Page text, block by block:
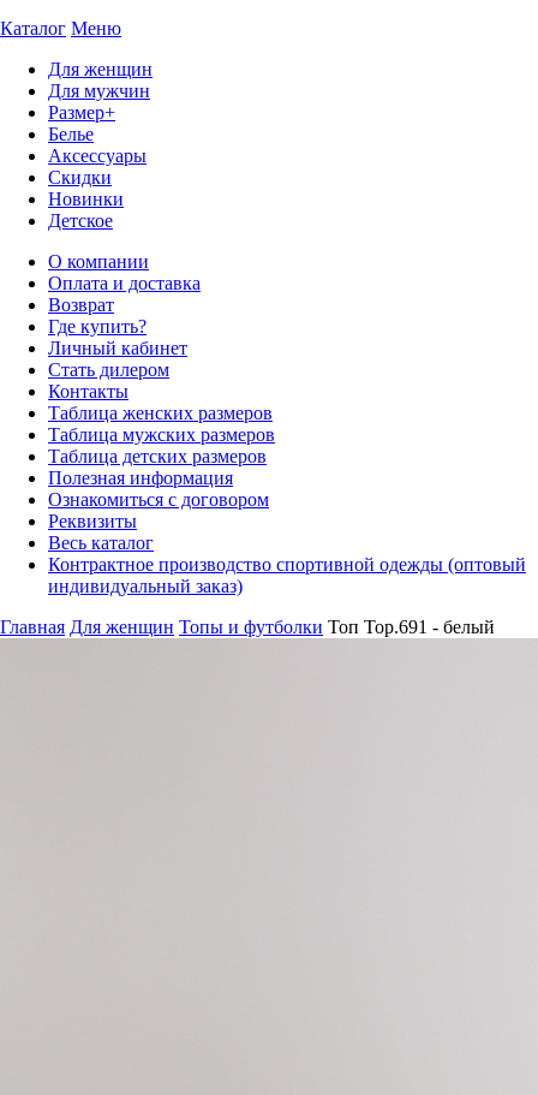
Каталог Меню
Для женщин
Для мужчин
Размер+
Белье
Аксессуары
Скидки
Новинки
Детское
О компании
Оплата и доставка
Возврат
Где купить?
Личный кабинет
Стать дилером
Контакты
Таблица женских размеров
Таблица мужских размеров
Таблица детских размеров
Полезная информация
Ознакомиться с договором
Реквизиты
Весь каталог
Контрактное производство спортивной одежды (оптовый
индивидуальный заказ)
Главная Для женщин Топы и футболки Топ Top.691 - белый